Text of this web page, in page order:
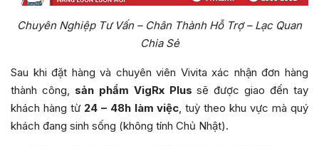
Chuyên Nghiệp Tư Vấn – Chân Thành Hỗ Trợ – Lạc Quan
Chia Sẻ
Sau khi đặt hàng và chuyên viên Vivita xác nhận đơn hàng
thành công, sản phẩm VigRx Plus sẽ được giao đến tay
khách hàng từ 24 – 48h làm việc, tuỳ theo khu vực mà quý
khách đang sinh sống (không tính Chủ Nhật).